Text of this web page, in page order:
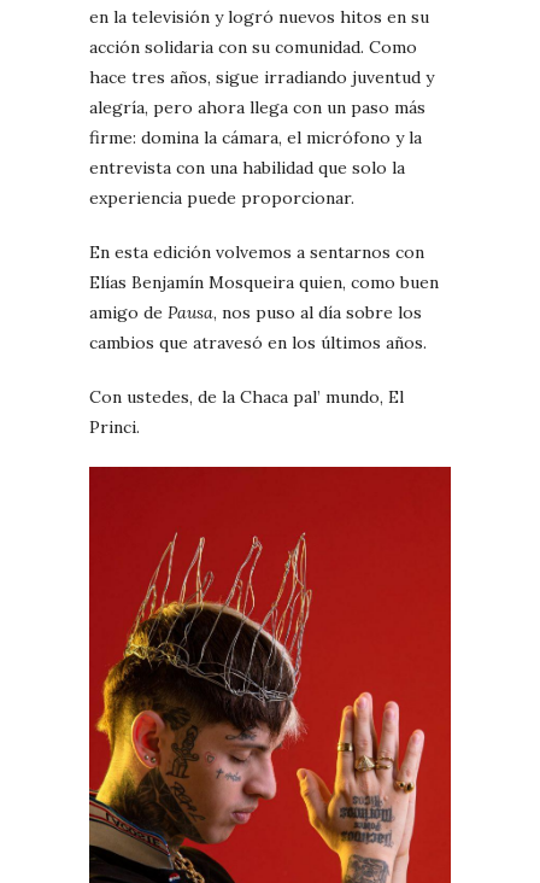
en la televisión y logró nuevos hitos en su
acción solidaria con su comunidad. Como
hace tres años, sigue irradiando juventud y
alegría, pero ahora llega con un paso más
firme: domina la cámara, el micrófono y la
entrevista con una habilidad que solo la
experiencia puede proporcionar.
En esta edición volvemos a sentarnos con
Elías Benjamín Mosqueira quien, como buen
amigo de Pausa, nos puso al día sobre los
cambios que atravesó en los últimos años.
Con ustedes, de la Chaca pal’ mundo, El
Princi.